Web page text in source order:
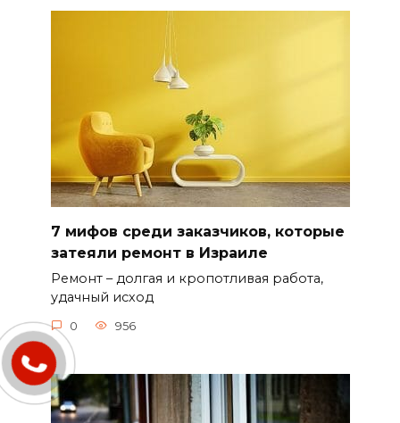
7 мифов среди заказчиков, которые
затеяли ремонт в Израиле
Ремонт – долгая и кропотливая работа,
удачный исход
0 956